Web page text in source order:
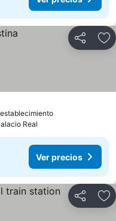
Compartir
Real
Ver precios
Compartir